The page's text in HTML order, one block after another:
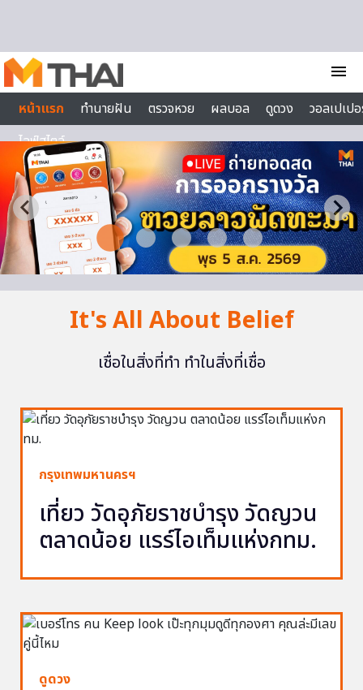
menu
หน้าแรก
ทำนายฝัน ตรวจหวย ผลบอล ดูดวง
วอลเปเป
ไลฟ์สไตล์
It's All About Belief
เชื่อในสิ่งที่ทำ ทำในสิ่งที่เชื่อ
กรุงเทพมหานครฯ
เที่ยว วัดอุภัยราชบำรุง วัดญวน
ตลาดน้อย แรร์ไอเท็มแห่งกทม.
ดูดวง